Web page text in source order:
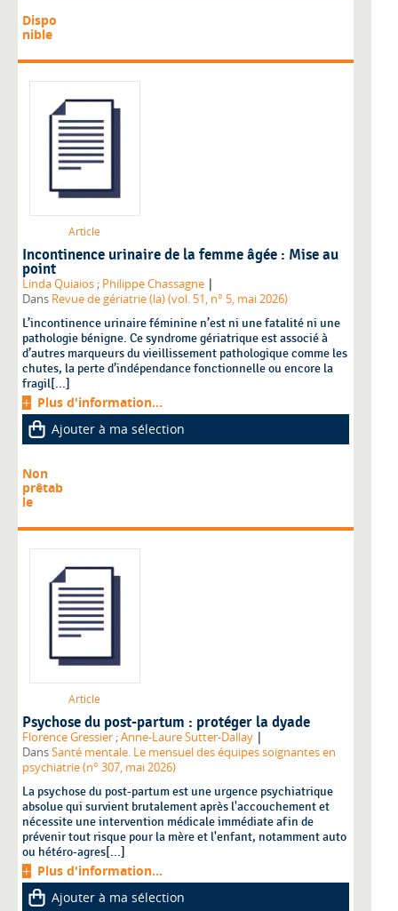
Dispo
nible
Article
Incontinence urinaire de la femme âgée : Mise au
point
Linda Quiaios ; Philippe Chassagne |
Dans Revue de gériatrie (la) (vol. 51, n° 5, mai 2026)
L’incontinence urinaire féminine n’est ni une fatalité ni une
pathologie bénigne. Ce syndrome gériatrique est associé à
d’autres marqueurs du vieillissement pathologique comme les
chutes, la perte d’indépendance fonctionnelle ou encore la
fragil[...]
Plus d'information...
Ajouter à ma sélection
Non
prêtab
le
Article
Psychose du post-partum : protéger la dyade
Florence Gressier ;Anne-Laure Sutter-Dallay |
DansSanté mentale. Le mensuel des équipes soignantes en
psychiatrie (n° 307, mai 2026)
La psychose du post-partum est une urgence psychiatrique
absolue qui survient brutalement après l'accouchement et
nécessite une intervention médicale immédiate afin de
prévenir tout risque pour la mère et l'enfant, notamment auto
ou hétéro-agres[...]
Plus d'information...
Ajouter à ma sélection